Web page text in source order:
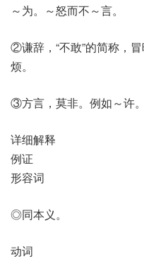
～为。～怒而不～言。
②谦辞，“不敢”的简称，
烦。
③方言，莫非。例如～许
详细解释
例证
形容词
◎同本义。
动词